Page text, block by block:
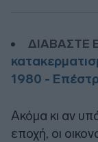
ΔΙΑΒΑΣΤΕ
1980 -
Ακόμα κι αν
εποχή, οι